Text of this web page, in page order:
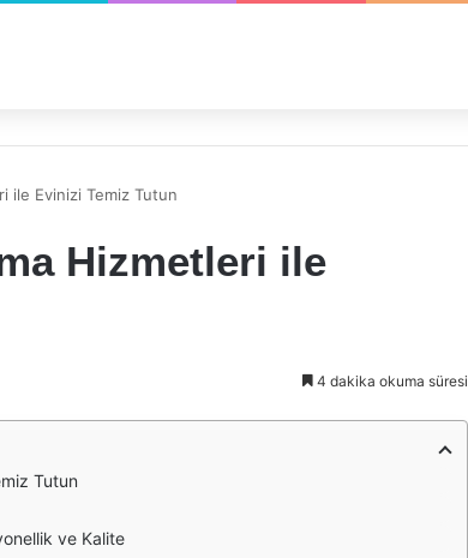
ile Evinizi Temiz Tutun
Hizmetleri ile
4 dakika okuma süresi
Tutun
ve Kalite